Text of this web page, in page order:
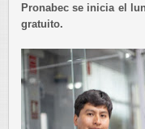
Pronabec se inicia el
gratuito.